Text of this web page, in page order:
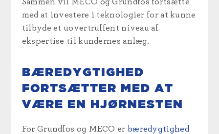
Sammen vil MECO og Grundfos fortsætte
med at investere i teknologier for at kunne
tilbyde et uovertruffent niveau af
ekspertise til kundernes anlæg.
BÆREDYGTIGHED
FORTSÆTTER MED AT
VÆRE EN HJØRNESTEN
For Grundfos og MECO er bæredygtighed